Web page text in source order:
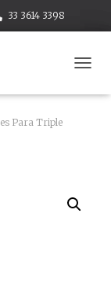
33 3614 3398
Para Triple